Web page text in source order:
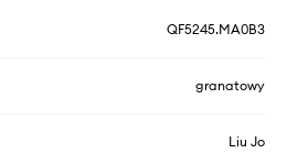
QF5245.MA0B3
granatowy
Liu Jo